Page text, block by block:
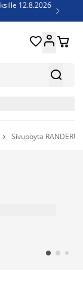
12.8.2026


 
 Sivupöytä